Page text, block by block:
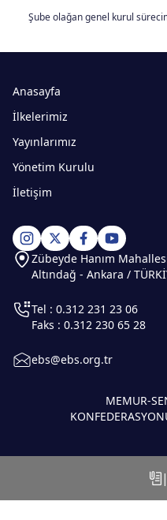
Şube olağan genel kurul
Anasayfa
İlkelerimiz
Yayınlarımız
Yönetim Kurulu
İletişim
MEMUR-
Zübeyde Hanım
Altındağ - Ankara /
Tel : 0.312 231 23 06
Faks : 0.312 230 65 28
ebs@ebs.org.tr